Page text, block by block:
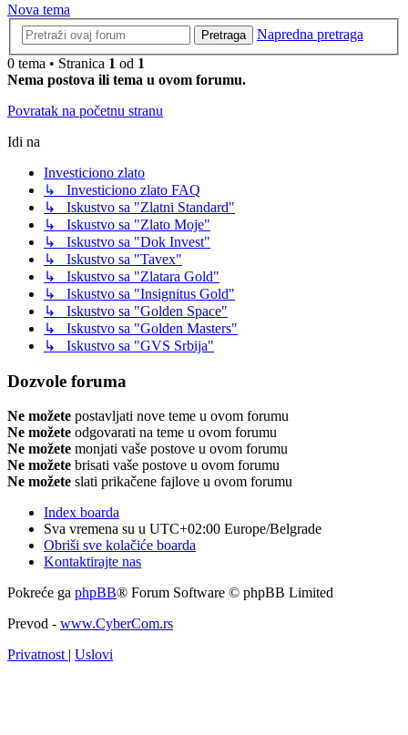
Nova tema
Pretraga
Napredna pretraga
0 tema • Stranica 1 od 1
Nema postova ili tema u ovom forumu.
Povratak na početnu stranu
Idi na
Investiciono zlato
↳ Investiciono zlato FAQ
↳ Iskustvo sa "Zlatni Standard"
↳ Iskustvo sa "Zlato Moje"
↳ Iskustvo sa "Dok Invest"
↳ Iskustvo sa "Tavex"
↳ Iskustvo sa "Zlatara Gold"
↳ Iskustvo sa "Insignitus Gold"
↳ Iskustvo sa "Golden Space"
↳ Iskustvo sa "Golden Masters"
↳ Iskustvo sa "GVS Srbija"
Dozvole foruma
Ne možete postavljati nove teme u ovom forumu
Ne možete odgovarati na teme u ovom forumu
Ne možete monjati vaše postove u ovom forumu
Ne možete brisati vaše postove u ovom forumu
Ne možete slati prikačene fajlove u ovom forumu
Index boarda
Sva vremena su u UTC+02:00 Europe/Belgrade
Obriši sve kolačiće boarda
Kontaktirajte nas
Pokreće ga phpBB® Forum Software © phpBB Limited
Prevod - www.CyberCom.rs
Privatnost | Uslovi